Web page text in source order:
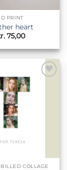
PRINT
heart
75,00
Tilføj til
ønskeliste
COLLAGE